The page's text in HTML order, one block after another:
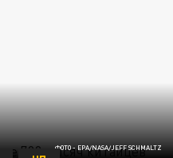
ФОТО - EPA/NASA/JEFF SCHMALTZ